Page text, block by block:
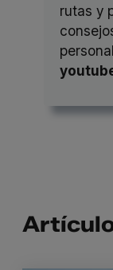
rutas y